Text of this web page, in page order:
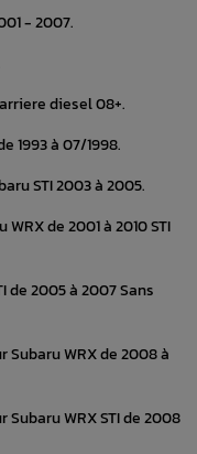
- 2007.
diesel 08+.
1993 à 07/1998.
STI 2003 à 2005.
de 2001 à 2010 STI
de 2005 à 2007 Sans
Subaru WRX de 2008 à
WRX STI de 2008